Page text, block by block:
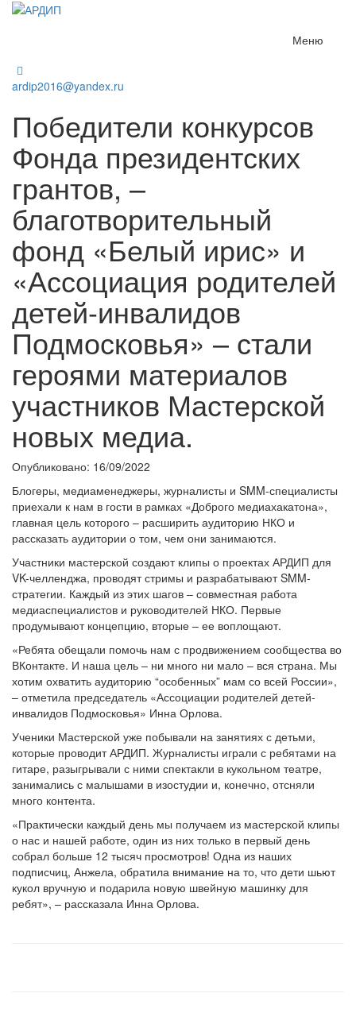
Меню
ardip2016@yandex.ru
Победители конкурсов
Фонда президентских
грантов, –
благотворительный
фонд «Белый ирис» и
«Ассоциация родителей
детей-инвалидов
Подмосковья» – стали
героями материалов
участников Мастерской
новых медиа.
Опубликовано: 16/09/2022
Блогеры, медиаменеджеры, журналисты и SMM-специалисты
приехали к нам в гости в рамках «Доброго медиахакатона»,
главная цель которого – расширить аудиторию НКО и
рассказать аудитории о том, чем они занимаются.
Участники мастерской создают клипы о проектах АРДИП для
VK-челленджа, проводят стримы и разрабатывают SMM-
стратегии. Каждый из этих шагов – совместная работа
медиаспециалистов и руководителей НКО. Первые
продумывают концепцию, вторые – ее воплощают.
«Ребята обещали помочь нам с продвижением сообщества во
ВКонтакте. И наша цель – ни много ни мало – вся страна. Мы
хотим охватить аудиторию “особенных” мам со всей России»,
– отметила председатель «Ассоциации родителей детей-
инвалидов Подмосковья» Инна Орлова.
Ученики Мастерской уже побывали на занятиях с детьми,
которые проводит АРДИП. Журналисты играли с ребятами на
гитаре, разыгрывали с ними спектакли в кукольном театре,
занимались с малышами в изостудии и, конечно, отсняли
много контента.
«Практически каждый день мы получаем из мастерской клипы
о нас и нашей работе, один из них только в первый день
собрал больше 12 тысяч просмотров! Одна из наших
подписчиц, Анжела, обратила внимание на то, что дети шьют
кукол вручную и подарила новую швейную машинку для
ребят», – рассказала Инна Орлова.